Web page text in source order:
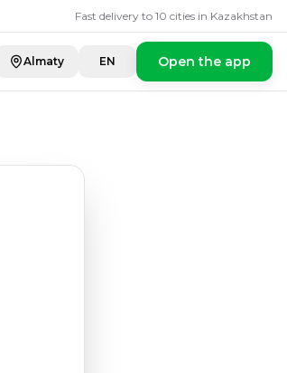
Fast delivery to 10 cities in Kazakhstan
Almaty EN Open the app